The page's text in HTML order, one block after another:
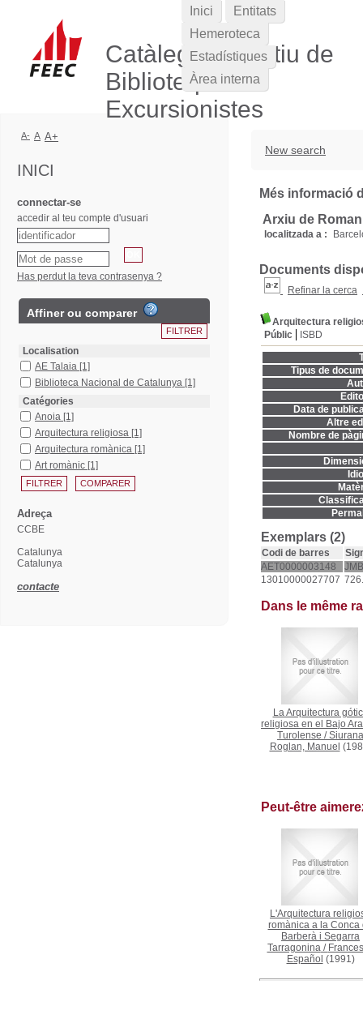
Catàleg Col·lectiu de
Biblioteques
Excursionistes
New search
Més informació
Arxiu de
localitzada a :
Documents
Refinar la cerca
Arquitectura
Públic
ISBD
Tipus de
Data de
Altre
Nombre de
Exemplars (2)
Codi de barres
AET0000003148
13010000027707
Dans le même
La Arquitectura
religiosa en el Bajo
Turolense /Siurana
Roglan, Manuel
Peut-être
L'Arquitectura
romànica a la Conca
Barberà i Segarra
Tarragonina/
Español (1991)
Inici
Entitats
Hemeroteca
Estadístiques
Àrea interna
A- A A+
INICI
connectar-se
accedir al teu compte d'usuari
Has perdut la teva contrasenya ?
Affiner ou comparer
Localisation
AE Talaia [1]
Biblioteca Nacional de Catalunya [1]
Catégories
Anoia [1]
Arquitectura religiosa [1]
Arquitectura romànica [1]
Art romànic [1]
Adreça
CCBE
Catalunya
Catalunya
contacte